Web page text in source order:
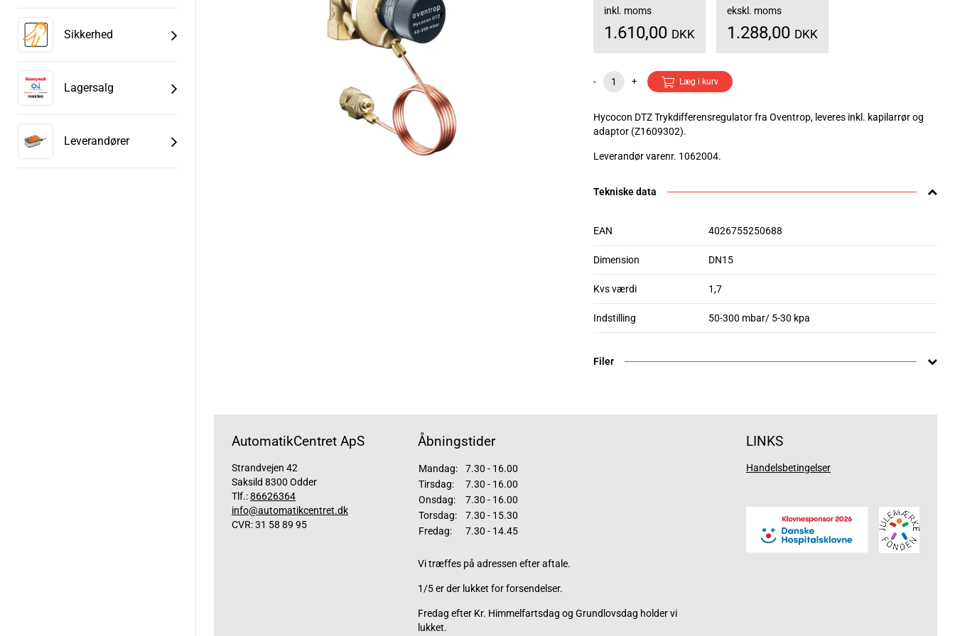
Sikkerhed
Lagersalg
Leverandører
inkl. moms
1.610,00 DKK
ekskl. moms
1.288,00 DKK
- + Læg i kurv
Hycocon DTZ Trykdifferensregulator fra Oventrop, leveres inkl. kapilarrør og
adaptor (Z1609302).
Leverandør varenr. 1062004.
Tekniske data
EAN 4026755250688
Dimension DN15
Kvs værdi 1,7
Indstilling 50-300 mbar/ 5-30 kpa
Filer
AutomatikCentret ApS
Strandvejen 42
Saksild 8300 Odder
Tlf.:86626364
info@automatikcentret.dk
CVR: 31 58 89 95
Åbningstider
Mandag:
7.30 - 16.00
Tirsdag:
7.30 - 16.00
Onsdag:
7.30 - 16.00
Torsdag:
7.30 - 15.30
Fredag:
7.30 - 14.45
Vi træffes på adressen efter aftale.
1/5 er der lukket for forsendelser.
Fredag efter Kr. Himmelfartsdag og Grundlovsdag holder vi
lukket.
LINKS
Handelsbetingelser